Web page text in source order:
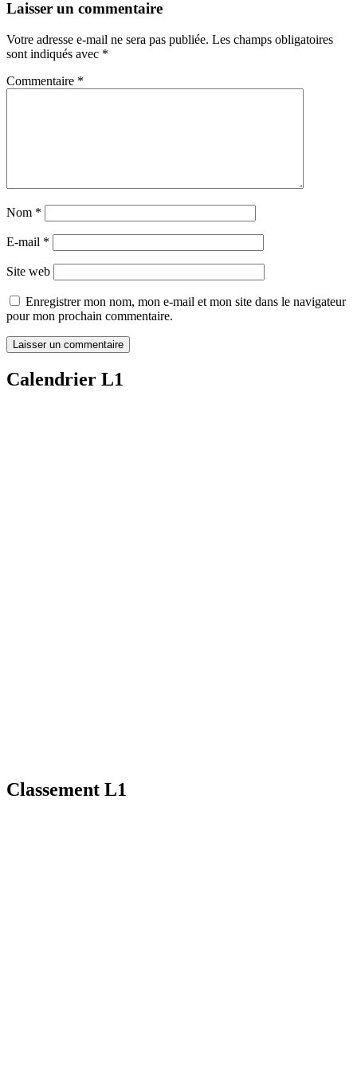
Laisser un commentaire
Votre adresse e-mail ne sera pas publiée. Les champs obligatoires
sont indiqués avec *
Commentaire *
Nom *
E-mail *
Site web
Enregistrer mon nom, mon e-mail et mon site dans le navigateur
pour mon prochain commentaire.
Calendrier L1
Classement L1